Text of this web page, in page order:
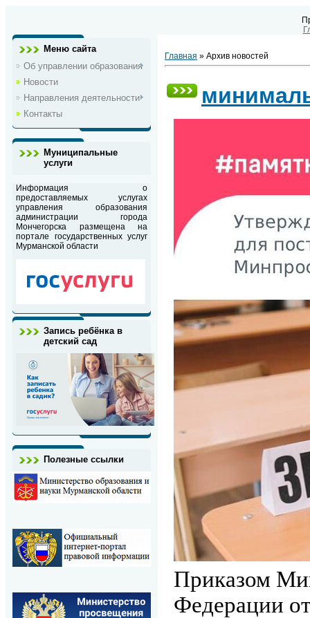
Меню сайта
Об управлении образования
Новости
Направления деятельности
Контакты
Муниципальные
услуги
Информация о
предоставляемых услугах
управления образования
администрации города
Мончегорска размещена на
портале государственных услуг
Мурманской области
Запись ребёнка в
детский сад
Полезные ссылки
Главная » Архив новостей
Приказом
Федерации